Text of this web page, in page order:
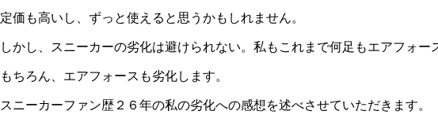
定価も高いし、ずっと使えると思うかもしれません。
しかし、スニーカーの劣化は避けられない。私もこれまで何足もエアフォー
もちろん、 エアフォースも劣化します。
スニーカーファン歴２６年の私の劣化への感想を述べさせていただきます。